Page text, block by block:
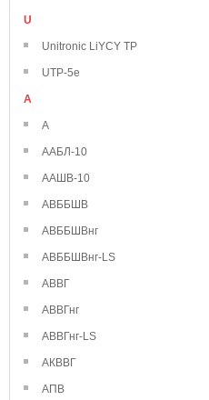
U
Unitronic LiYCY TP
UTP-5e
А
А
ААБЛ-10
ААШВ-10
АВББШВ
АВББШВнг
АВББШВнг-LS
АВВГ
АВВГнг
АВВГнг-LS
АКВВГ
АПВ